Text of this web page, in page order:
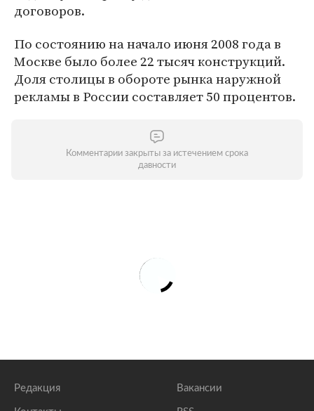
договоров.
По состоянию на начало июня 2008 года в
Москве было более 22 тысяч конструкций.
Доля столицы в обороте рынка наружной
рекламы в России составляет 50 процентов.
Комментарии закрыты за истечением срока
давности
Редакция Вакансии